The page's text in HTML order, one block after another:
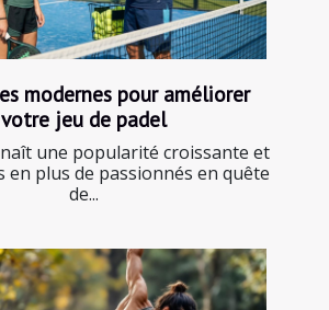
modernes pour améliorer
votre jeu de padel
une popularité croissante et
en plus de passionnés en quête
de...